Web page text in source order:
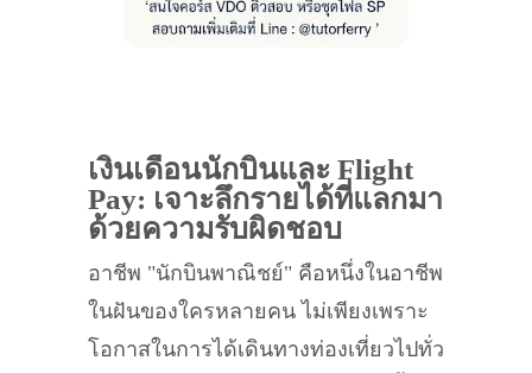
เงินเดือนนักบินและ Flight
Pay: เจาะลึกรายได้ที่แลกมา
ด้วยความรับผิดชอบ
อาชีพ "นักบินพาณิชย์" คือหนึ่งในอาชีพ
ในฝันของใครหลายคน ไม่เพียงเพราะ
โอกาสในการได้เดินทางท่องเที่ยวไปทั่ว